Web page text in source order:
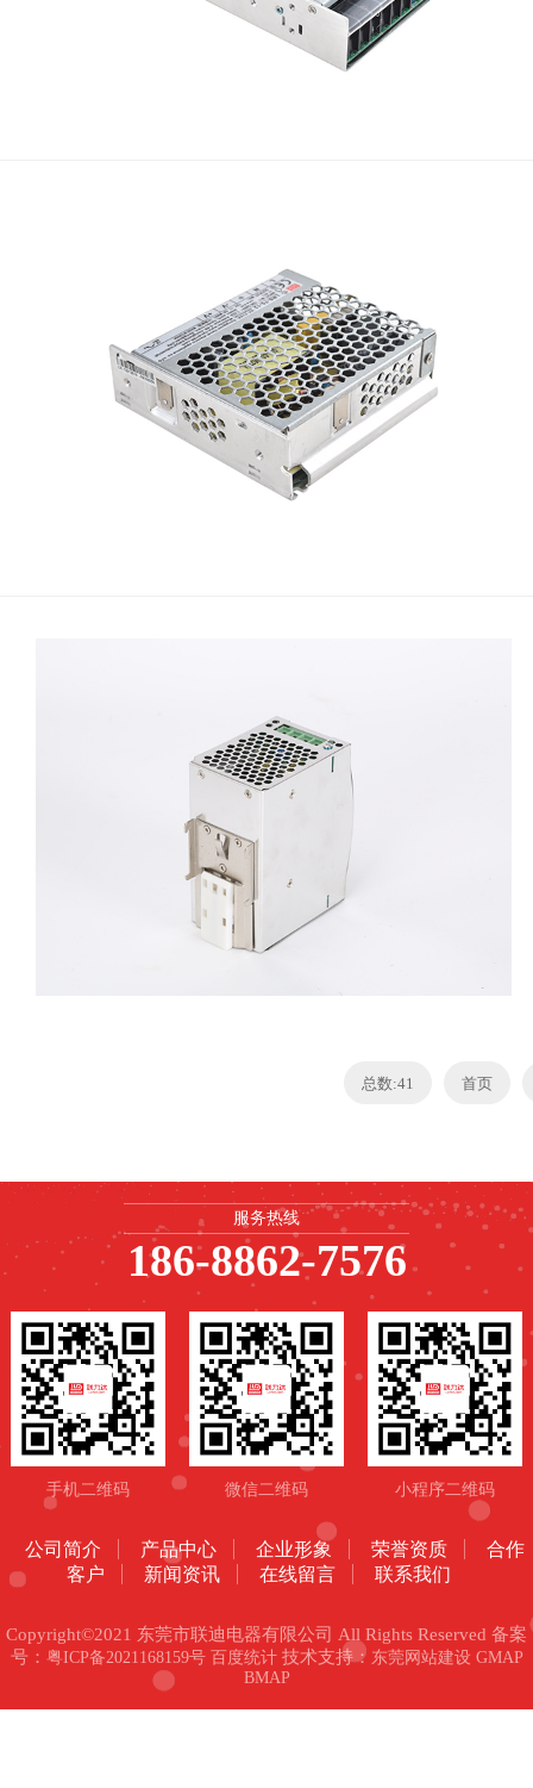
总数:41 首页
服务热线
186-8862-7576
手机二维码 微信二维码 小程序二维码
公司简介 产品中心 企业形象 荣誉资质
合作
客户
新闻资讯 在线留言 联系我们
Copyright©2021 东莞市联迪电器有限公司 All Rights Reserved 备案
号： 粤ICP备2021168159号 百度统计技术支持： 东莞网站建设 GMAP
BMAP